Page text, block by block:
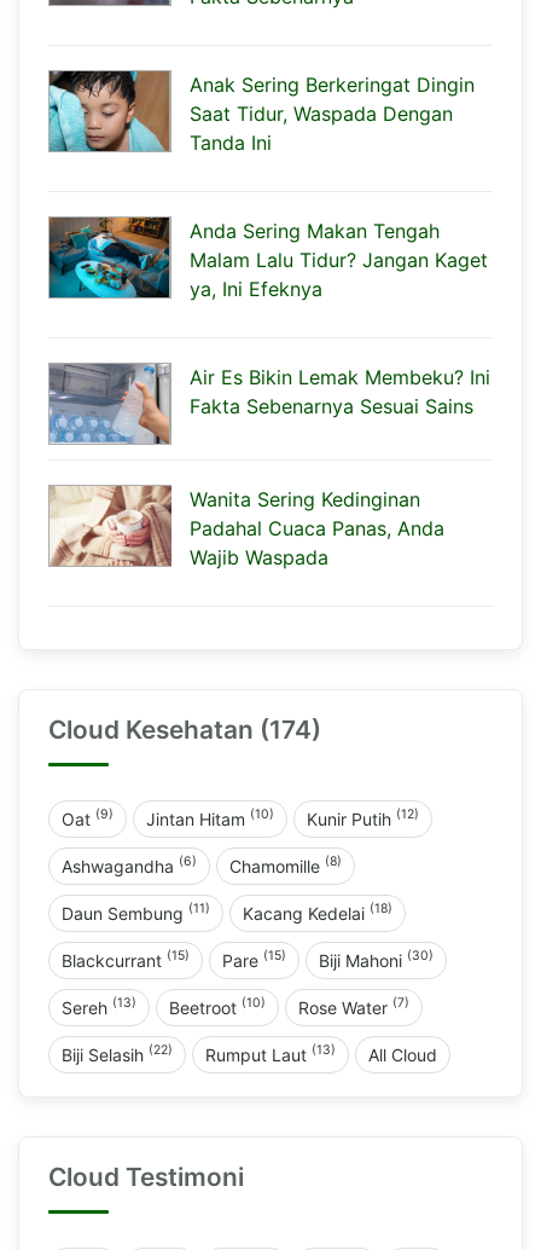
Anak Sering Berkeringat Dingin
Saat Tidur, Waspada Dengan
Tanda Ini
Anda Sering Makan Tengah
Malam Lalu Tidur? Jangan Kaget
ya, Ini Efeknya
Air Es Bikin Lemak Membeku? Ini
Fakta Sebenarnya Sesuai Sains
Wanita Sering Kedinginan
Padahal Cuaca Panas, Anda
Wajib Waspada
Cloud Kesehatan (174)
Oat (9) Jintan Hitam (10) Kunir Putih (12)
Ashwagandha (6) Chamomille (8)
Daun Sembung (11) Kacang Kedelai (18)
Blackcurrant (15) Pare (15) Biji Mahoni (30)
Sereh (13) Beetroot (10) Rose Water (7)
Biji Selasih (22) Rumput Laut (13) All Cloud
Cloud Testimoni